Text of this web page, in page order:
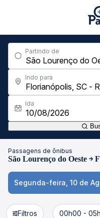
Partindo de
Indo para
Ida
Passagens de ônibus
São Lourenço do Oeste
Segunda-feira, 10 de
Filtros 00h00 -